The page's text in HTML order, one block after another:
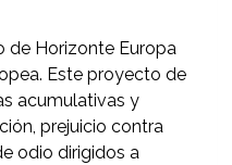
de Horizonte Europa
Este proyecto de
acumulativas y
prejuicio contra
odio dirigidos a